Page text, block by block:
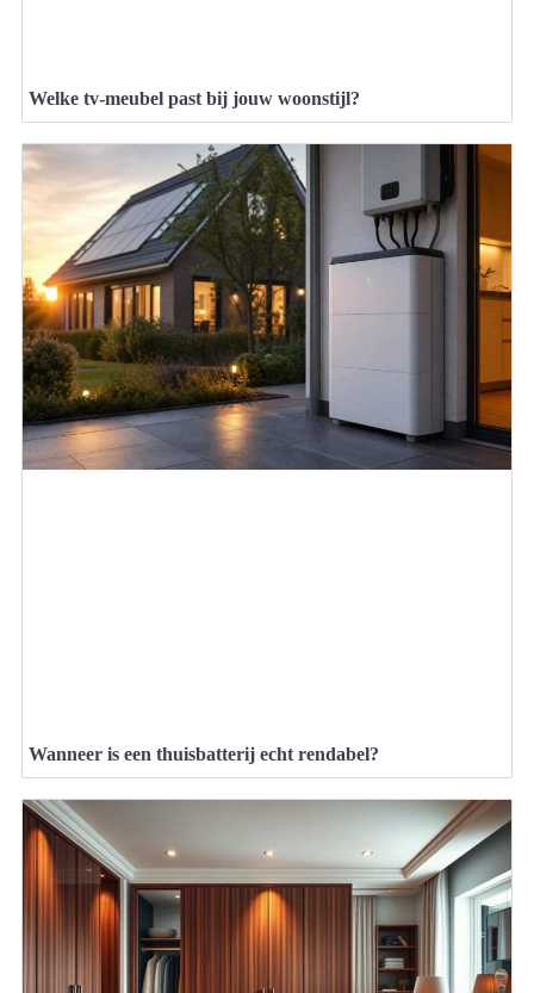
Welke tv-meubel past bij jouw woonstijl?
Wanneer is een thuisbatterij echt rendabel?